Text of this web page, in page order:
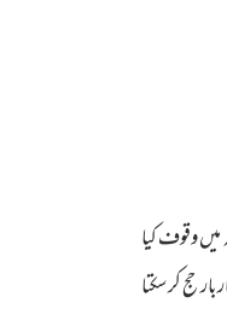
وقوف کیا
حج کر سکتا